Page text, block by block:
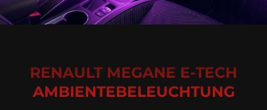
RENAULT MEGANE E-TECH
AMBIENTEBELEUCHTUNG